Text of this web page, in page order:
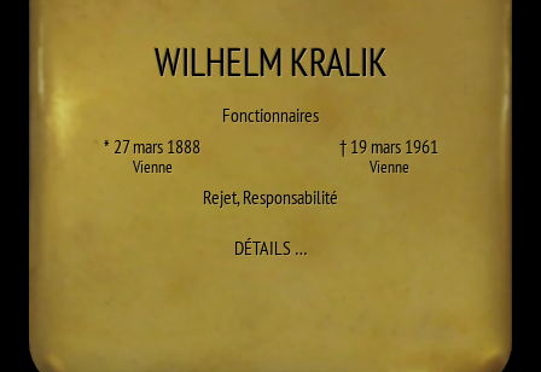
WILHELMKRALIK
Fonctionnaires
* 27 mars 1888
Vienne
† 19 mars 1961
Vienne
Rejet,Responsabilité
DÉTAILS…À WILHELM KRALIK